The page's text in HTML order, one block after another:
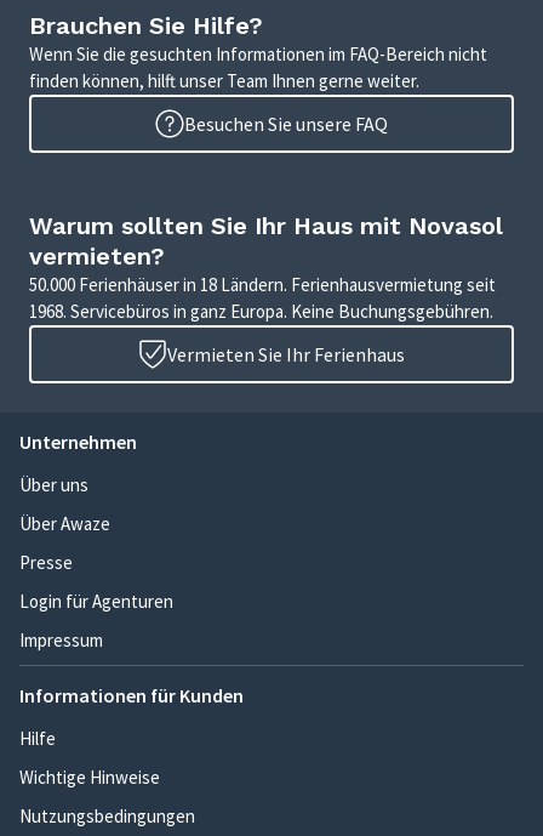
Brauchen Sie Hilfe?
Wenn Sie die gesuchten Informationen im FAQ-Bereich nicht
finden können, hilft unser Team Ihnen gerne weiter.
Besuchen Sie unsere FAQ
Warum sollten Sie Ihr Haus mit Novasol
vermieten?
50.000 Ferienhäuser in 18 Ländern. Ferienhausvermietung seit
1968. Servicebüros in ganz Europa. Keine Buchungsgebühren.
Vermieten Sie Ihr Ferienhaus
Unternehmen
Über uns
Über Awaze
Presse
Login für Agenturen
Impressum
Informationen für Kunden
Hilfe
Wichtige Hinweise
Nutzungsbedingungen